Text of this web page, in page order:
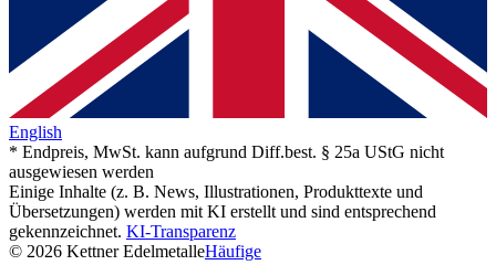
English
* Endpreis, MwSt. kann aufgrund Diff.best. § 25a UStG nicht
ausgewiesen werden
Einige Inhalte (z. B. News, Illustrationen, Produkttexte und
Übersetzungen) werden mit KI erstellt und sind entsprechend
gekennzeichnet. KI-Transparenz
© 2026 Kettner EdelmetalleHäufige